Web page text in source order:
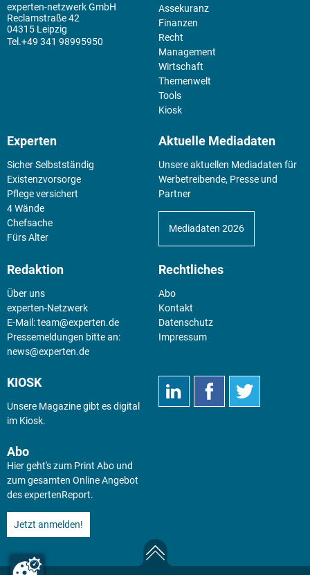
experten-netzwerk GmbH
Reclamstraße 42
04315 Leipzig
+49 341 98995950
Assekuranz
Finanzen
Recht
Management
Wirtschaft
Themenwelt
Tools
Kiosk
Experten
Sicher Selbstständig
Existenz­vorsorge
Pflege versichert
4 Wände
Chefsache
Fürs Alter
Aktuelle Mediadaten
Unsere aktuellen Mediadaten für
Werbetreibende, Presse und
Partner
Mediadaten 2026
Redaktion
Über uns
experten-Netzwerk
E-Mail:team@experten.de
Pressemeldungen bitte an:
news@experten.de
Rechtliches
Abo
Kontakt
Datenschutz
Impressum
KIOSK
Unsere Magazine gibt es digital
im Kiosk.
Abo
Hier geht's zum Print Abo und
zum gesamten Online Angebot
des expertenReport.
Jetzt anmelden!